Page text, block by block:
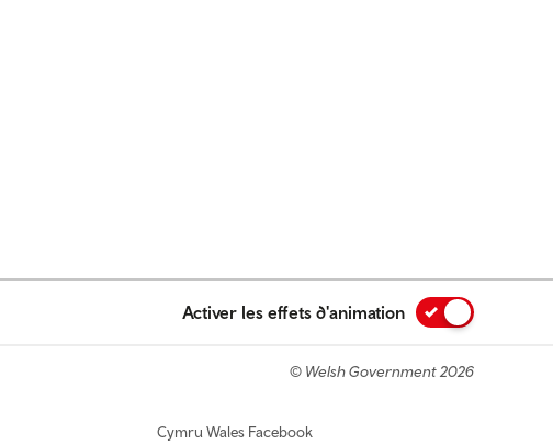
Activer les effets d'animation
© Welsh Government 2026
Cymru Wales Facebook